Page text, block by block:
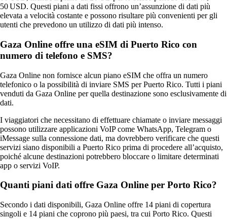
50 USD. Questi piani a dati fissi offrono un’assunzione di dati più
elevata a velocità costante e possono risultare più convenienti per gli
utenti che prevedono un utilizzo di dati più intenso.
Gaza Online offre una eSIM di Puerto Rico con
numero di telefono e SMS?
Gaza Online non fornisce alcun piano eSIM che offra un numero
telefonico o la possibilità di inviare SMS per Puerto Rico. Tutti i piani
venduti da Gaza Online per quella destinazione sono esclusivamente di
dati.
I viaggiatori che necessitano di effettuare chiamate o inviare messaggi
possono utilizzare applicazioni VoIP come WhatsApp, Telegram o
iMessage sulla connessione dati, ma dovrebbero verificare che questi
servizi siano disponibili a Puerto Rico prima di procedere all’acquisto,
poiché alcune destinazioni potrebbero bloccare o limitare determinati
app o servizi VoIP.
Quanti piani dati offre Gaza Online per Porto Rico?
Secondo i dati disponibili, Gaza Online offre 14 piani di copertura
singoli e 14 piani che coprono più paesi, tra cui Porto Rico. Questi